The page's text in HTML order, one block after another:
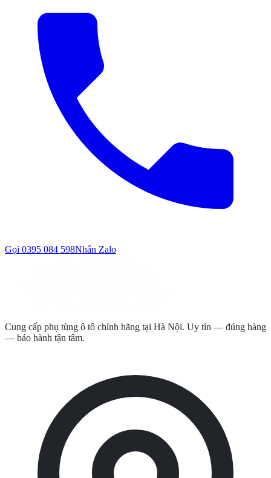
Gọi 0395 084 598Nhắn Zalo
Cung cấp phụ tùng ô tô chính hãng tại Hà Nội. Uy tín — đúng hàng
— bảo hành tận tâm.